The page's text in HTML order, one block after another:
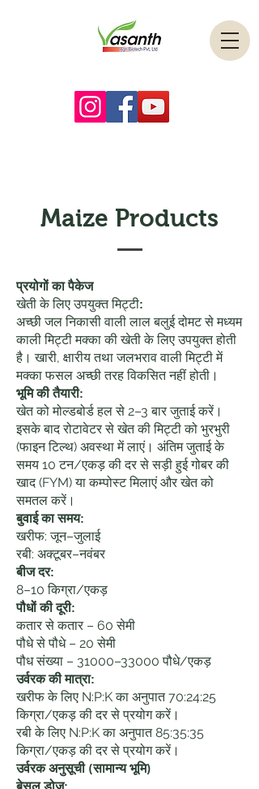
Maize Products
प्रयोगों का पैकेज
खेती के लिए उपयुक्त मिट्टी:
अच्छी जल निकासी वाली लाल बलुई दोमट से मध्यम
काली मिट्टी मक्का की खेती के लिए उपयुक्त होती
है। खारी, क्षारीय तथा जलभराव वाली मिट्टी में
मक्का फसल अच्छी तरह विकसित नहीं होती।
भूमि की तैयारी:
खेत को मोल्डबोर्ड हल से 2–3 बार जुताई करें।
इसके बाद रोटावेटर से खेत की मिट्टी को भुरभुरी
(फाइन टिल्थ) अवस्था में लाएं। अंतिम जुताई के
समय 10 टन/एकड़ की दर से सड़ी हुई गोबर की
खाद (FYM) या कम्पोस्ट मिलाएं और खेत को
समतल करें।
बुवाई का समय:
खरीफ: जून–जुलाई
रबी: अक्टूबर–नवंबर
बीज दर:
8–10 किग्रा/एकड़
पौधों की दूरी:
कतार से कतार – 60 सेमी
पौधे से पौधे – 20 सेमी
पौध संख्या – 31000–33000 पौधे/एकड़
उर्वरक की मात्रा:
खरीफ के लिए N:P:K का अनुपात 70:24:25
किग्रा/एकड़ की दर से प्रयोग करें।
रबी के लिए N:P:K का अनुपात 85:35:35
किग्रा/एकड़ की दर से प्रयोग करें।
उर्वरक अनुसूची (सामान्य भूमि)
बेसल डोज: